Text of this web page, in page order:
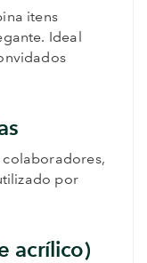
itens
Ideal
por
acrílico)